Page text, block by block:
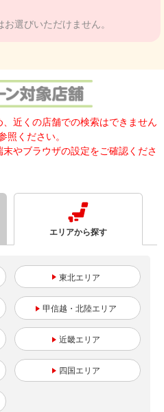
選びいただけません。
近くの店舗での検索はできません
ください。
やブラウザの設定をご確認くださ
エリアから探す
東北
甲信越・北陸
近畿
四国